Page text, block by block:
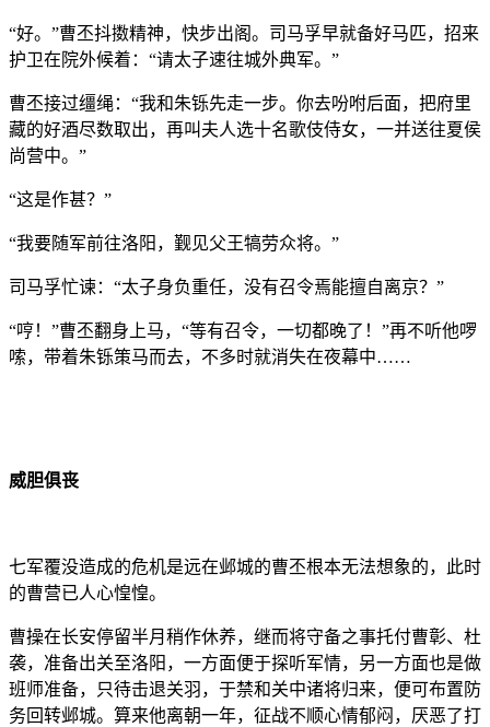
“好。”曹丕抖擞精神，快步出阁。司马孚早就备好马匹，招来
护卫在院外候着：“请太子速往城外典军。”
曹丕接过缰绳：“我和朱铄先走一步。你去吩咐后面，把府里
藏的好酒尽数取出，再叫夫人选十名歌伎侍女，一并送往夏侯
尚营中。”
“这是作甚？”
“我要随军前往洛阳，觐见父王犒劳众将。”
司马孚忙谏：“太子身负重任，没有召令焉能擅自离京？”
“哼！”曹丕翻身上马，“等有召令，一切都晚了！”再不听他啰
嗦，带着朱铄策马而去，不多时就消失在夜幕中……
威胆俱丧
七军覆没造成的危机是远在邺城的曹丕根本无法想象的，此时
的曹营已人心惶惶。
曹操在长安停留半月稍作休养，继而将守备之事托付曹彰、杜
袭，准备出关至洛阳，一方面便于探听军情，另一方面也是做
班师准备，只待击退关羽，于禁和关中诸将归来，便可布置防
务回转邺城。算来他离朝一年，征战不顺心情郁闷，厌恶了打